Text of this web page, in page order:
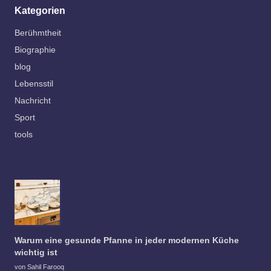
Kategorien
Berühmtheit
Biographie
blog
Lebensstil
Nachricht
Sport
tools
Warum eine gesunde Pfanne in jeder modernen Küche
wichtig ist
von Sahil Farooq